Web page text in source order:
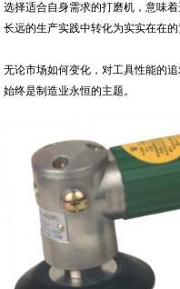
选择适合自身需求的打磨机，意味
长远的生产实践中转化为实实在在的
无论市场如何变化，对工具性能的
始终是制造业永恒的主题。